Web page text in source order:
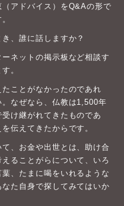
アドバイス）をQ&Aの形で
、誰に話しますか？
ネットの掲示板など相談す
。
ことがなかったのであれ
なぜなら、仏教は1,500年
け継がれてきたものであ
伝えてきたからです。
、お金や出世とは、助け合
ることがらについて、いろ
、たまに喝をいれるような
た自身で探してみてはいか